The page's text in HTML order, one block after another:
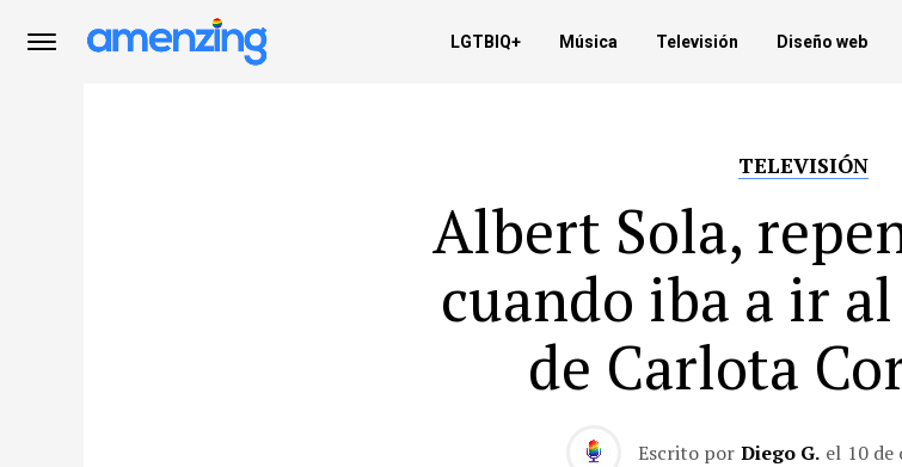
LGTBIQ+ Música Televisión Diseño web
TELEVISIÓN
Albert Sola,
cuando iba a ir
de Carlota
Escrito por Diego G. el 10 de